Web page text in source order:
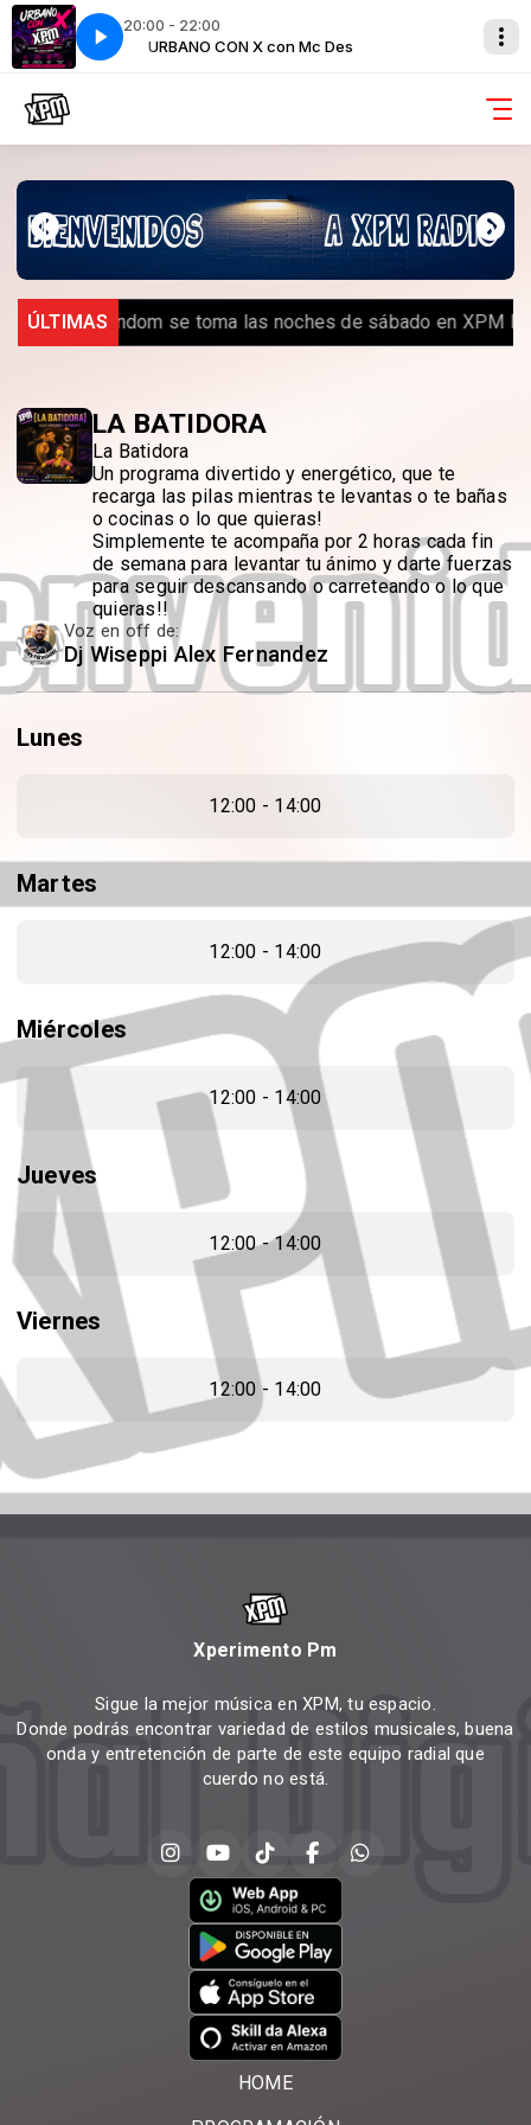
20:00 - 22:00
URBANO CON X con Mc Des
ÚLTIMAS
Royal Random se toma las noches de sábado en XPM
LA BATIDORA
La Batidora
Un programa divertido y energético, que te
recarga las pilas mientras te levantas o te bañas
o cocinas o lo que quieras!
Simplemente te acompaña por 2 horas cada fin
de semana para levantar tu ánimo y darte fuerzas
para seguir descansando o carreteando o lo que
quieras!!
Voz en off de:
Dj Wiseppi Alex Fernandez
Lunes
12:00 - 14:00
Martes
12:00 - 14:00
Miércoles
12:00 - 14:00
Jueves
12:00 - 14:00
Viernes
12:00 - 14:00
Xperimento Pm
Sigue la mejor música en XPM, tu espacio.
Donde podrás encontrar variedad de estilos musicales, buena
onda y entretención de parte de este equipo radial que
cuerdo no está.
HOME